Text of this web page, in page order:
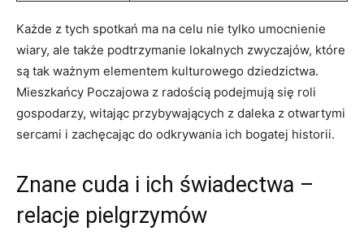
Każde z tych spotkań ma na celu nie tylko umocnienie
wiary, ale także podtrzymanie lokalnych zwyczajów, które
są tak ważnym elementem kulturowego dziedzictwa.
Mieszkańcy Poczajowa z radością podejmują się roli
gospodarzy, witając przybywających z daleka z otwartymi
sercami i zachęcając do odkrywania ich bogatej historii.
Znane cuda i ich świadectwa –
relacje pielgrzymów